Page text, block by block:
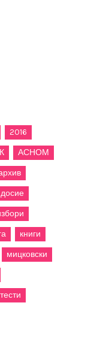
2016
АСНОМ
досие
книги
мицковски